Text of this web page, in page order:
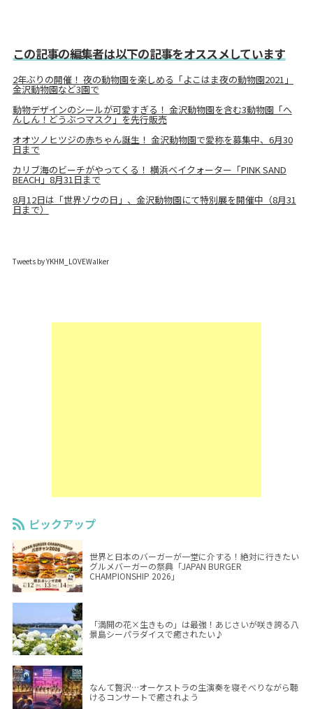
この記事の編集者は以下の記事をオススメしています
2年ぶりの開催！ 夜の動物園を楽しめる「よこはま夜の動物園2021」
金沢動物園など3園で
動物デザインのシールが可愛すぎる！ 金沢動物園を含む3動物園「へ
んしん！どうぶつマスク」を先行販売
オオツノヒツジの赤ちゃん誕生！ 金沢動物園で愛称を募集中、6月30
日まで
カリブ海のビーチがやってくる！ 横浜ベイクォーター「PINK SAND
BEACH」8月31日まで
8月12日は「世界ゾウの日」、金沢動物園にて特別展を開催中（8月31
日まで）
Tweets by YKHM_LOVEWalker
ピックアップ
世界と日本のバーガーが一堂に介する！絶対に行きたい
グルメバーガーの祭典「JAPAN BURGER
CHAMPIONSHIP 2026」
「満開の花×生きもの」は最強！あじさいが咲き誇る八
景島シーパラダイスで癒されたい♪
なんて贅沢…オーケストラの生演奏を寝そべりながら聴
けるコンサートで癒されよう